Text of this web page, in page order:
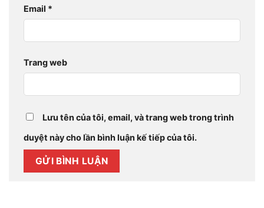
Email *
Trang web
Lưu tên của tôi, email, và trang web trong trình
duyệt này cho lần bình luận kế tiếp của tôi.